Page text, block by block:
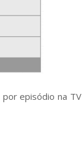
episódio na TV